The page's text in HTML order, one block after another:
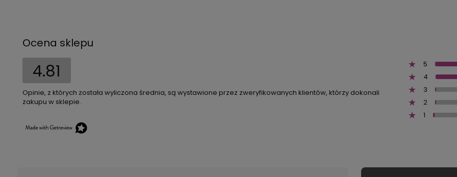
Ocena sklepu
4.81
Opinie, z których została wyliczona średnia, są wystawione przez zweryfikowanych klientów, którzy dokonali
zakupu w sklepie.
5
4
3
2
1